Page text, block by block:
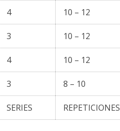
4 10 – 12
3 10 – 12
4 10 – 12
3 8 – 10
SERIES REPETICIONES